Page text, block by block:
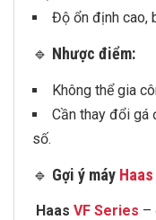
Độ ổn định cao,
🔹 Nhược điểm:
Không thể gia
Cần thay đổi
số.
🔹 Gợi ý máy Haas
Haas VF Series –